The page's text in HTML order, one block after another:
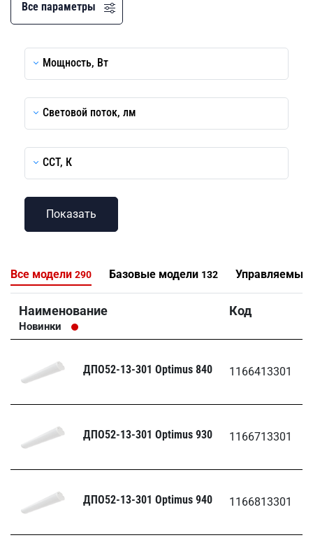
Все параметры
Мощность, Вт
Световой поток, лм
CCT, К
Все модели 290 Базовые модели 132 Управляемые
Наименование
Новинки
Код
ДПО52-13-301 Optimus 840 1166413301
ДПО52-13-301 Optimus 930 1166713301
ДПО52-13-301 Optimus 940 1166813301